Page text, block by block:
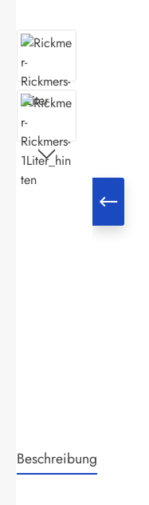
Bildergalerie überspringen
Beschreibung